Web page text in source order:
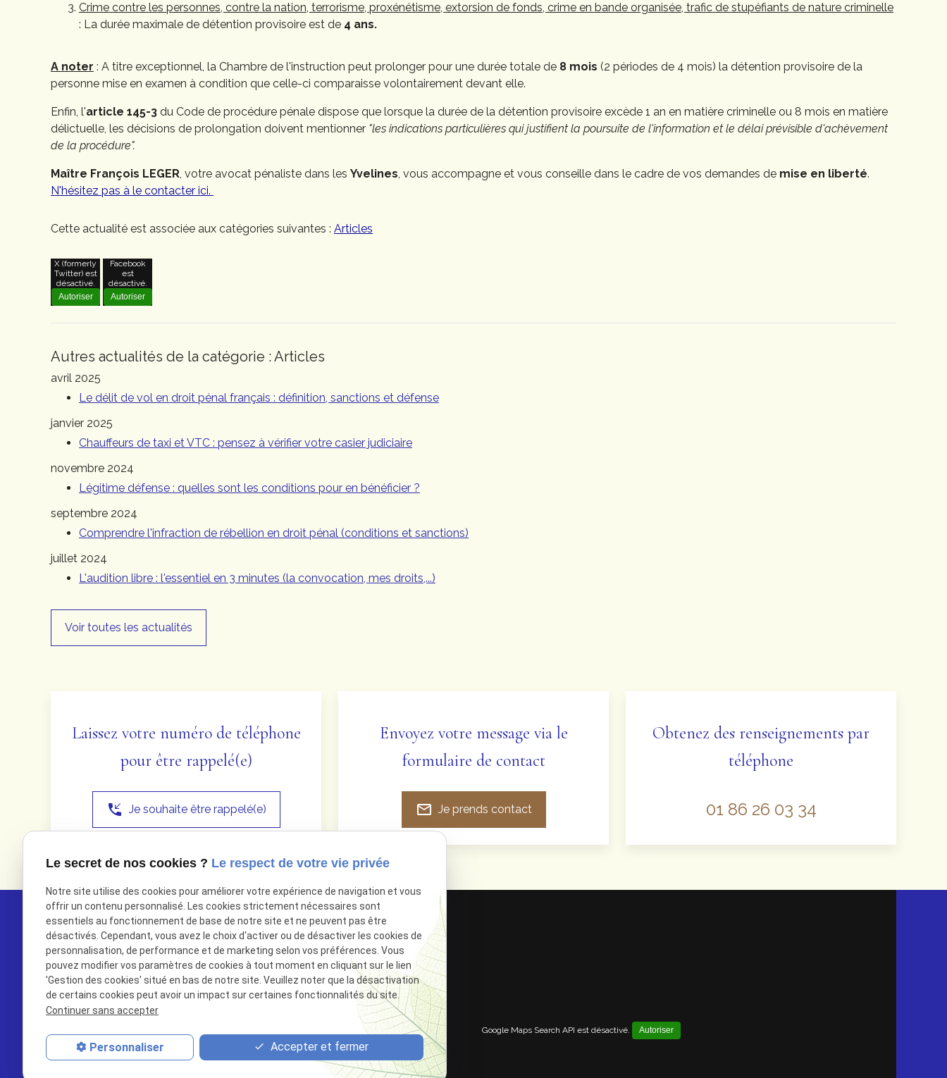
Crime contre les personnes, contre la nation, terrorisme, proxénétisme, extorsion de fonds, crime en bande organisée, trafic de stupéfiants de nature criminelle
: La durée maximale de détention provisoire est de 4 ans.
A noter : A titre exceptionnel, la Chambre de l'instruction peut prolonger pour une durée totale de 8 mois (2 périodes de 4 mois) la détention provisoire de la
personne mise en examen à condition que celle-ci comparaisse volontairement devant elle.
Enfin, l'article 145-3 du Code de procédure pénale dispose que lorsque la durée de la détention provisoire excède 1 an en matière criminelle ou 8 mois en matière
délictuelle, les décisions de prolongation doivent mentionner "les indications particulières qui justifient la poursuite de l'information et le délai prévisible d'achèvement
de la procédure".
Maître François LEGER, votre avocat pénaliste dans les Yvelines, vous accompagne et vous conseille dans le cadre de vos demandes de mise en liberté.
N'hésitez pas à le contacter ici.
Cette actualité est associée aux catégories suivantes : Articles
X (formerly
Twitter) est
désactivé.
Autoriser
Facebook
est
désactivé.
Autoriser
Autres actualités de la catégorie : Articles
avril 2025
Le délit de vol en droit pénal français : définition, sanctions et défense
janvier 2025
Chauffeurs de taxi et VTC : pensez à vérifier votre casier judiciaire
novembre 2024
Légitime défense : quelles sont les conditions pour en bénéficier ?
septembre 2024
Comprendre l'infraction de rébellion en droit pénal (conditions et sanctions)
juillet 2024
L'audition libre : l'essentiel en 3 minutes (la convocation, mes droits,...)
Voir toutes les actualités
Laissez votre numéro de téléphone
pour être rappelé(e)
phone_callback Je souhaite être rappelé(e)
Envoyez votre message via le
formulaire de contact
mail_outline Je prends contact
Obtenez des renseignements par
téléphone
01 86 26 03 34
Google Maps Search API est désactivé. Autoriser
Le secret de nos cookies ? Le respect de votre vie privée
Notre site utilise des cookies pour améliorer votre expérience de navigation et vous
offrir un contenu personnalisé. Les cookies strictement nécessaires sont
essentiels au fonctionnement de base de notre site et ne peuvent pas être
désactivés. Cependant, vous avez le choix d'activer ou de désactiver les cookies de
personnalisation, de performance et de marketing selon vos préférences. Vous
pouvez modifier vos paramètres de cookies à tout moment en cliquant sur le lien
'Gestion des cookies' situé en bas de notre site. Veuillez noter que la désactivation
de certains cookies peut avoir un impact sur certaines fonctionnalités du site.
Continuer sans accepter
Personnaliser Accepter et fermer